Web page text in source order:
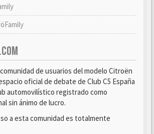
de usuarios del modelo Citroën
oficial de debate de Club C5 España
automovilístico registrado como
sin ánimo de lucro.
a esta comunidad es totalmente